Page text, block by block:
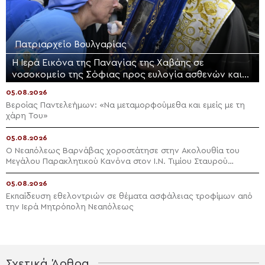
Πατριαρχείο Βουλγαρίας
Η Ιερά Εικόνα της Παναγίας της Χαβάης σε
νοσοκομείο της Σόφιας προς ευλογία ασθενών και
05.08.2026
Βεροίας Παντελεήμων: «Nα μεταμορφούμεθα και εμείς με τη
χάρη Του»
05.08.2026
Ο Νεαπόλεως Βαρνάβας χοροστάτησε στην Ακολουθία του
Μεγάλου Παρακλητικού Κανόνα στον Ι.Ν. Τιμίου Σταυρού
Διαλογής
05.08.2026
Εκπαίδευση εθελοντριών σε θέματα ασφάλειας τροφίμων από
την Ιερά Μητρόπολη Νεαπόλεως